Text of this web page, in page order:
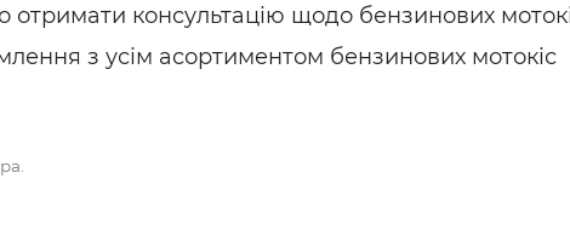
отримати консультацію щодо бензинових
з усім асортиментом бензинових мотокіс